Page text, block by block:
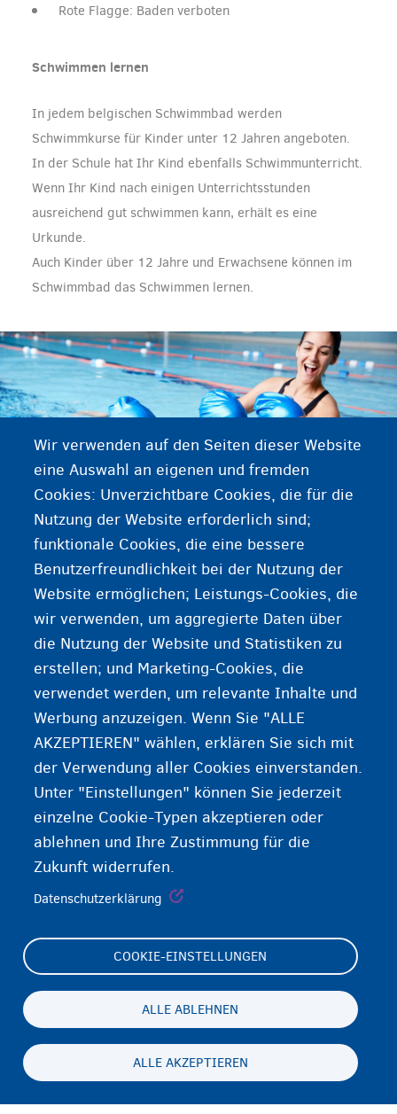
Rote Flagge: Baden verboten
Schwimmen lernen
In jedem belgischen Schwimmbad werden
Schwimmkurse für Kinder unter 12 Jahren angeboten.
In der Schule hat Ihr Kind ebenfalls Schwimmunterricht.
Wenn Ihr Kind nach einigen Unterrichtsstunden
ausreichend gut schwimmen kann, erhält es eine
Urkunde.
Auch Kinder über 12 Jahre und Erwachsene können im
Schwimmbad das Schwimmen lernen.
Schwimmen lernen
Teilnahme an Aktivitäten
Wir verwenden auf den Seiten dieser Website
eine Auswahl an eigenen und fremden
Cookies: Unverzichtbare Cookies, die für die
Nutzung der Website erforderlich sind;
funktionale Cookies, die eine bessere
Benutzerfreundlichkeit bei der Nutzung der
Website ermöglichen; Leistungs-Cookies, die
wir verwenden, um aggregierte Daten über
die Nutzung der Website und Statistiken zu
erstellen; und Marketing-Cookies, die
verwendet werden, um relevante Inhalte und
Werbung anzuzeigen. Wenn Sie "ALLE
AKZEPTIEREN" wählen, erklären Sie sich mit
der Verwendung aller Cookies einverstanden.
Unter "Einstellungen" können Sie jederzeit
einzelne Cookie-Typen akzeptieren oder
ablehnen und Ihre Zustimmung für die
Zukunft widerrufen.
Datenschutzerklärung
COOKIE-EINSTELLUNGEN
ALLE ABLEHNEN
ALLE AKZEPTIEREN
Footer
(menu)
Cookie Settings
Datenschutz und Haftungsausschluss
DE
Persistent